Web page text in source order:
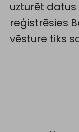
uzturēt
reģistrēsies
vēsture tiks